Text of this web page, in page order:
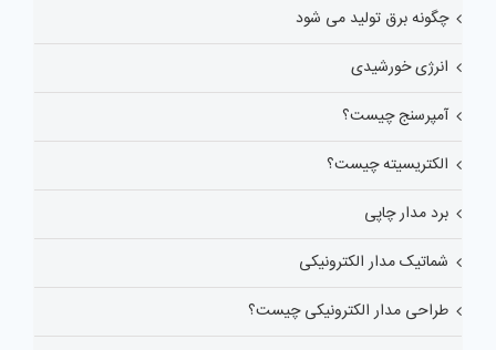
چگونه برق تولید می شود
انرژی خورشیدی
آمپرسنج چیست؟
الکتریسیته چیست؟
برد مدار چاپی
شماتیک مدار الکترونیکی
طراحی مدار الکترونیکی چیست؟